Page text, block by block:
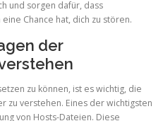
und sorgen dafür, dass
Chance hat, dich zu stören.
der
zu können, ist es wichtig, die
zu verstehen. Eines der wichtigsten
von Hosts-Dateien. Diese